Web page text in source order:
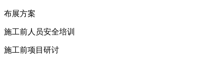
布展方案
施工前人员安全培训
施工前项目研讨